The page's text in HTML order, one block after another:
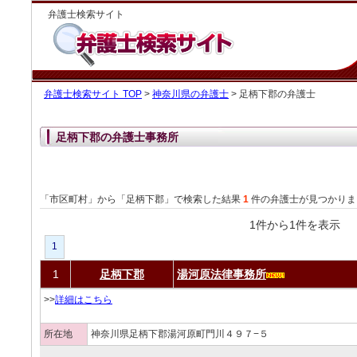
弁護士検索サイト
弁護士検索サイト TOP > 神奈川県の弁護士 > 足柄下郡の弁護士
足柄下郡の弁護士事務所
「市区町村」から「足柄下郡」で検索した結果 1 件の弁護士が見つかり
1件から1件を表
1
1 足柄下郡 湯河原法律事務所
>>詳細はこちら
所在地 神奈川県足柄下郡湯河原町門川４９７−５